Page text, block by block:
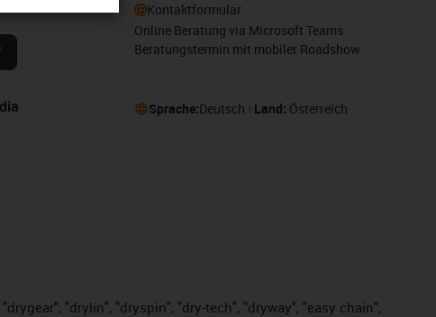
Kontaktformular
Online Beratung via Microsoft Teams
Beratungstermin mit mobiler Roadshow
Sprache:Deutsch Land: Österreich
"drylin", "dryspin", "dry-tech", "dryway", "easy chain",